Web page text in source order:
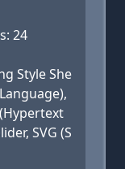
24
Style She
SVG (S